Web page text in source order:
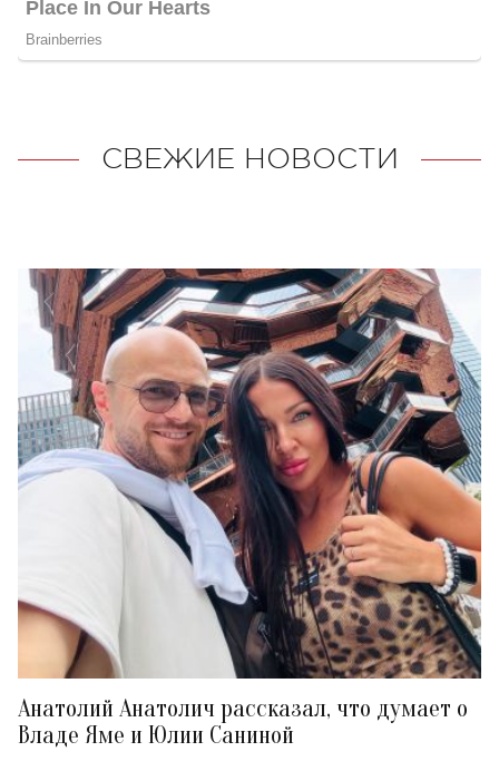
СВЕЖИЕ НОВОСТИ
Анатолий Анатолич рассказал, что думает о
Владе Яме и Юлии Саниной